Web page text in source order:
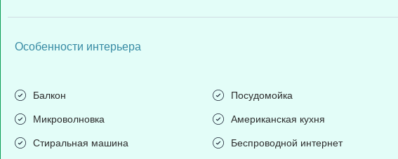
Особенности интерьера
Балкон Посудомойка
Микроволновка Американская кухня
Стиральная машина Беспроводной интернет